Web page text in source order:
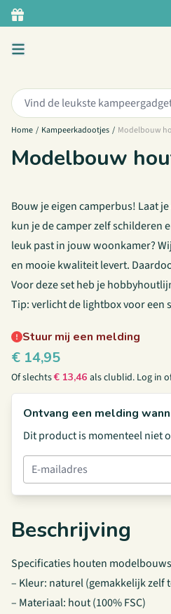
Ga naar de inhoud
Zoeken:
Home / Kampeerkadootjes / Modelbouw
Modelbouw
Bouw je eigen camperbus! Laat
kun je de camper zelf schilderen
leuk past in jouw woonkamer?
en mooie kwaliteit levert.
Voor deze set heb je
Tip: verlicht de lightbox voor een
Stuur mij een melding
€ 14,95
Of slechts€ 13,46 als clublid. Log in
Ontvang een melding
Dit product is momenteel niet
Beschrijving
Specificaties houten
– Kleur: naturel (gemakkelijk zelf
– Materiaal: hout (100% FSC)